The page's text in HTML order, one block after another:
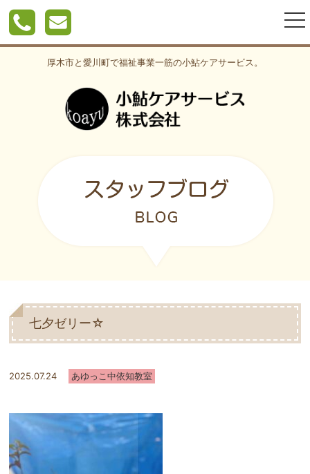
厚木市と愛川町で福祉事業一筋の小鮎ケアサービス。
七夕ゼリー☆
2025.07.24 あゆっこ中依知教室